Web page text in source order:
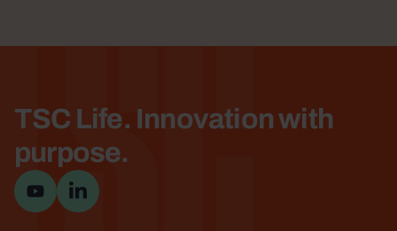
TSC Life. Innovation with
purpose.
Visitez la cha&icirc;ne YouTube
Visiter la page LinkedIn